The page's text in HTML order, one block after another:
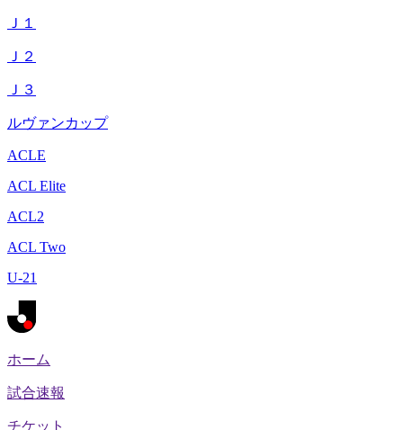
Ｊ１
Ｊ２
Ｊ３
ルヴァンカップ
ACLE
ACL Elite
ACL2
ACL Two
U-21
ホーム
試合速報
チケット